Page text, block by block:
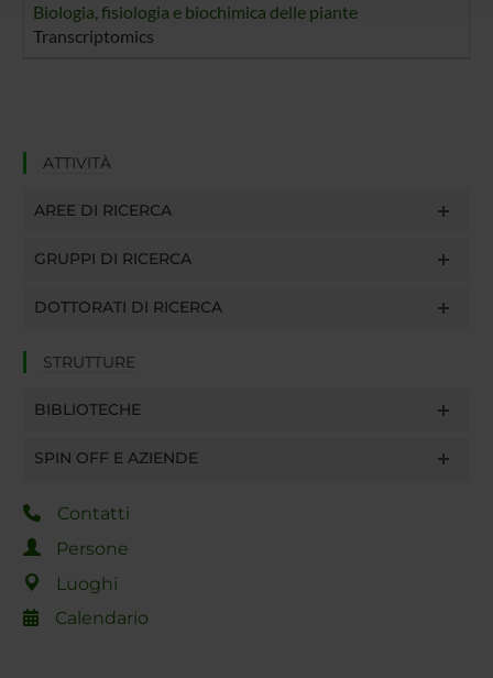
raccolto dal tuo utilizzo dei loro servizi.
Biologia, fisiologia e biochimica delle piante
Transcriptomics
ATTIVITÀ
AREE DI RICERCA
GRUPPI DI RICERCA
DOTTORATI DI RICERCA
STRUTTURE
BIBLIOTECHE
SPIN OFF E AZIENDE
Contatti
Persone
Luoghi
Calendario